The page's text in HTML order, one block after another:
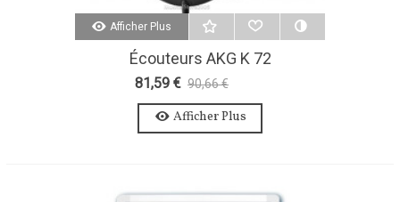
Afficher Plus
Écouteurs AKG K 72
81,59 € 90,66 €
Afficher Plus